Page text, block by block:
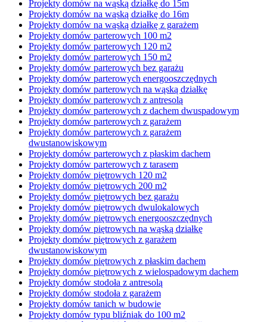
Projekty domów na wąską działkę do 15m
Projekty domów na wąską działkę do 16m
Projekty domów na wąską działkę z garażem
Projekty domów parterowych 100 m2
Projekty domów parterowych 120 m2
Projekty domów parterowych 150 m2
Projekty domów parterowych bez garażu
Projekty domów parterowych energooszczędnych
Projekty domów parterowych na wąską działkę
Projekty domów parterowych z antresolą
Projekty domów parterowych z dachem dwuspadowym
Projekty domów parterowych z garażem
Projekty domów parterowych z garażem
dwustanowiskowym
Projekty domów parterowych z płaskim dachem
Projekty domów parterowych z tarasem
Projekty domów piętrowych 120 m2
Projekty domów piętrowych 200 m2
Projekty domów piętrowych bez garażu
Projekty domów piętrowych dwulokalowych
Projekty domów piętrowych energooszczędnych
Projekty domów piętrowych na wąską działkę
Projekty domów piętrowych z garażem
dwustanowiskowym
Projekty domów piętrowych z płaskim dachem
Projekty domów piętrowych z wielospadowym dachem
Projekty domów stodoła z antresolą
Projekty domów stodoła z garażem
Projekty domów tanich w budowie
Projekty domów typu bliźniak do 100 m2